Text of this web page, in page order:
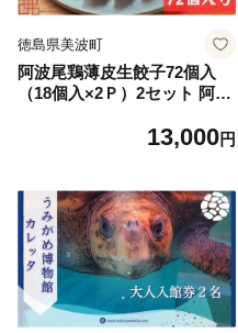
徳島県美波町
阿波尾鶏薄皮生餃子72個入
（18個入×2Ｐ）2セット 阿波
生餃子 薄皮 点心 中華 惣菜
美波町 徳島 四国 国産 特産品
名物 お取り寄せ グルメ 小分
け 簡単 調理 晩酌
13,000円